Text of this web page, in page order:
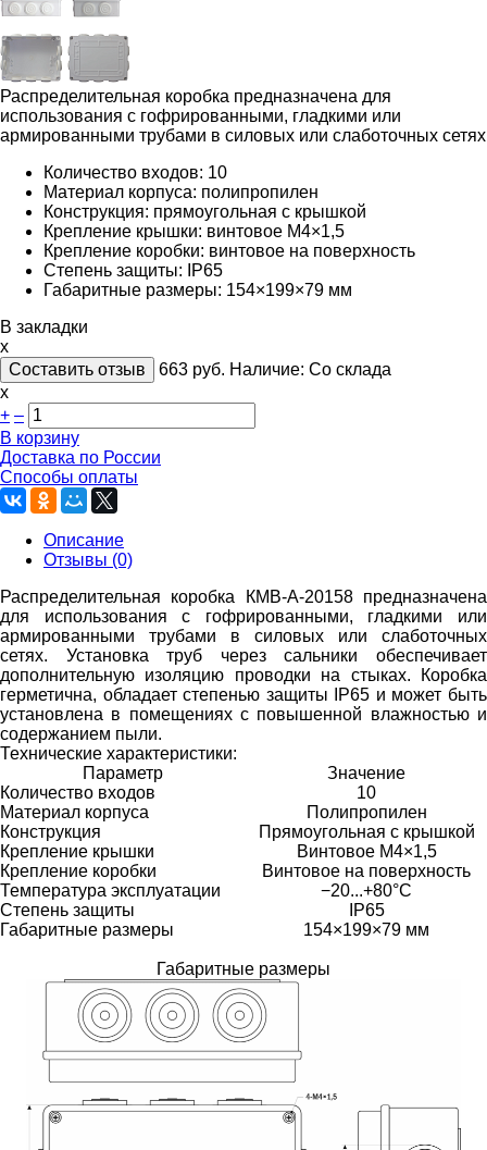
Распределительная коробка предназначена для
использования с гофрированными, гладкими или
армированными трубами в силовых или слаботочных сетях
Количество входов: 10
Материал корпуса: полипропилен
Конструкция: прямоугольная с крышкой
Крепление крышки: винтовое М4×1,5
Крепление коробки: винтовое на поверхность
Степень защиты: IP65
Габаритные размеры: 154×199×79 мм
В закладки
x
Составить отзыв
663 руб. Наличие: Со склада
х
+ –
В корзину
Доставка по России
Способы оплаты
Описание
Отзывы (0)
Распределительная коробка КМВ-А-20158 предназначена
для использования с гофрированными, гладкими или
армированными трубами в силовых или слаботочных
сетях. Установка труб через сальники обеспечивает
дополнительную изоляцию проводки на стыках. Коробка
герметична, обладает степенью защиты IP65 и может быть
установлена в помещениях с повышенной влажностью и
содержанием пыли.
Технические характеристики:
Параметр
Значение
Количество входов
10
Материал корпуса
Полипропилен
Конструкция
Прямоугольная с крышкой
Крепление крышки
Винтовое М4×1,5
Крепление коробки
Винтовое на поверхность
Температура эксплуатации
−20...+80°C
Степень защиты
IP65
Габаритные размеры
154×199×79 мм
Габаритные размеры